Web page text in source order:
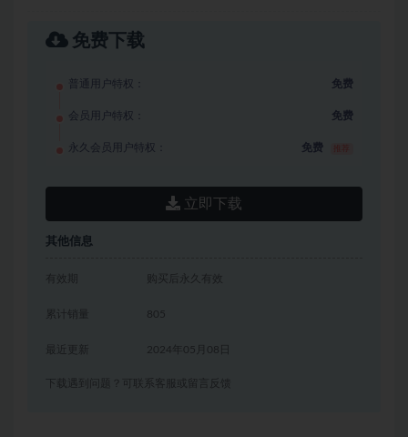
免费下载
普通用户特权： 免费
会员用户特权： 免费
永久会员用户特权： 免费
立即下载
其他信息
有效期 购买后永久有效
累计销量 805
2024年05月08日
下载遇到问题？可联系客服或留言反馈